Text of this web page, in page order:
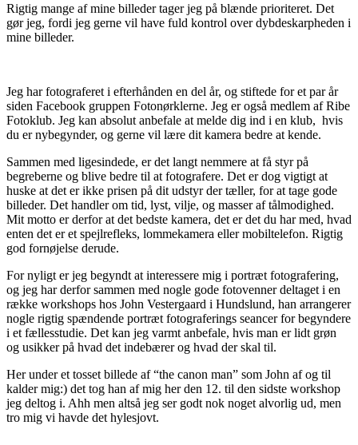
Rigtig mange af mine billeder tager jeg på blænde prioriteret. Det
gør jeg, fordi jeg gerne vil have fuld kontrol over dybdeskarpheden i
mine billeder.
Jeg har fotograferet i efterhånden en del år, og stiftede for et par år
siden Facebook gruppen Fotonørklerne. Jeg er også medlem af Ribe
Fotoklub. Jeg kan absolut anbefale at melde dig ind i en klub, hvis
du er nybegynder, og gerne vil lære dit kamera bedre at kende.
Sammen med ligesindede, er det langt nemmere at få styr på
begreberne og blive bedre til at fotografere. Det er dog vigtigt at
huske at det er ikke prisen på dit udstyr der tæller, for at tage gode
billeder. Det handler om tid, lyst, vilje, og masser af tålmodighed.
Mit motto er derfor at det bedste kamera, det er det du har med, hvad
enten det er et spejlrefleks, lommekamera eller mobiltelefon. Rigtig
god fornøjelse derude.
For nyligt er jeg begyndt at interessere mig i portræt fotografering,
og jeg har derfor sammen med nogle gode fotovenner deltaget i en
række workshops hos John Vestergaard i Hundslund, han arrangerer
nogle rigtig spændende portræt fotograferings seancer for begyndere
i et fællesstudie. Det kan jeg varmt anbefale, hvis man er lidt grøn
og usikker på hvad det indebærer og hvad der skal til.
Her under et tosset billede af “the canon man” som John af og til
kalder mig:) det tog han af mig her den 12. til den sidste workshop
jeg deltog i. Ahh men altså jeg ser godt nok noget alvorlig ud, men
tro mig vi havde det hylesjovt.